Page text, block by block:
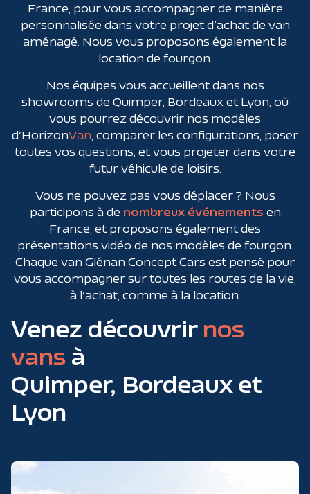
France, pour vous accompagner de manière
personnalisée dans votre projet d’achat de van
aménagé. Nous vous proposons également la
location de fourgon.
Nos équipes vous accueillent dans nos
showrooms de Quimper, Bordeaux et Lyon, où
vous pourrez découvrir nos modèles
d’HorizonVan , comparer les configurations, poser
toutes vos questions, et vous projeter dans votre
futur véhicule de loisirs.
Vous ne pouvez pas vous déplacer ? Nous
participons à de nombreux événements en
France, et proposons également des
présentations vidéo de nos modèles de fourgon.
Chaque van Glénan Concept Cars est pensé pour
vous accompagner sur toutes les routes de la vie,
à l’achat, comme à la location.
Venez découvrir nos
vans à
Quimper, Bordeaux et
Lyon